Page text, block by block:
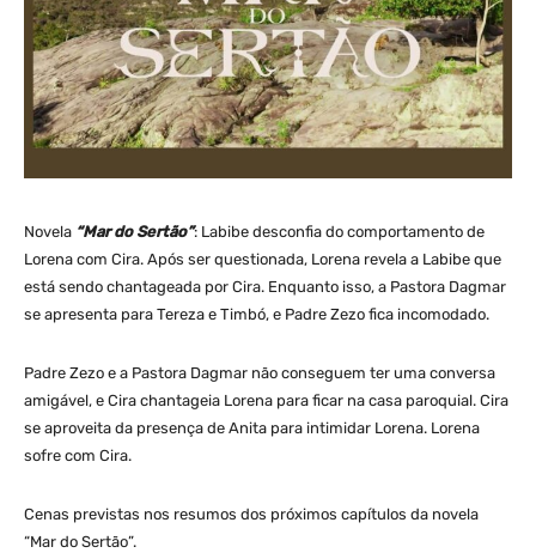
Novela “Mar do Sertão”: Labibe desconfia do comportamento de
Lorena com Cira. Após ser questionada, Lorena revela a Labibe que
está sendo chantageada por Cira. Enquanto isso, a Pastora Dagmar
se apresenta para Tereza e Timbó, e Padre Zezo fica incomodado.
Padre Zezo e a Pastora Dagmar não conseguem ter uma conversa
amigável, e Cira chantageia Lorena para ficar na casa paroquial. Cira
se aproveita da presença de Anita para intimidar Lorena. Lorena
sofre com Cira.
Cenas previstas nos resumos dos próximos capítulos da novela
“Mar do Sertão”.